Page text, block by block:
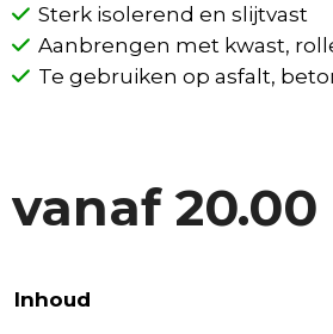
Sterk isolerend en slijtvast
Aanbrengen met kwast,
Te gebruiken op asfalt,
vanaf20.00
Inhoud